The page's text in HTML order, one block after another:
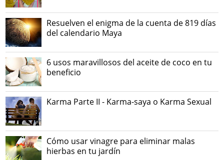
Resuelven el enigma de la cuenta de 819 días
del calendario Maya
6 usos maravillosos del aceite de coco en tu
beneficio
Karma Parte II - Karma-saya o Karma Sexual
Cómo usar vinagre para eliminar malas
hierbas en tu jardín